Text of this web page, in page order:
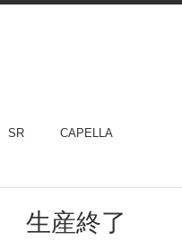
SR CAPELLA
生産終了